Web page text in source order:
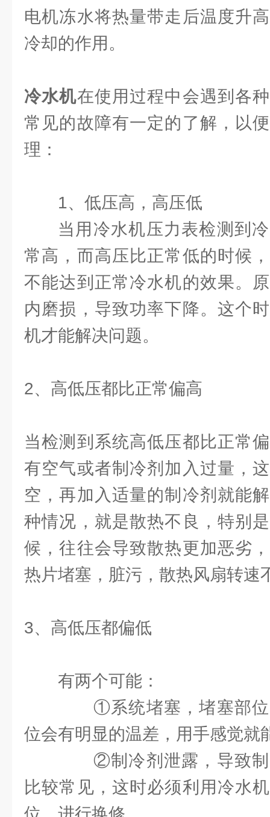
电机冻水将热量带走后温度升
冷却的作用。
冷水机在使用过程中会遇到各
常见的故障有一定的了解，以
理：
1、低压高，高压低
当用冷水机压力表检测到
常高，而高压比正常低的时候
不能达到正常冷水机的效果。
内磨损，导致功率下降。这个
机才能解决问题。
2、高低压都比正常偏高
当检测到系统高低压都比正常
有空气或者制冷剂加入过量，
空，再加入适量的制冷剂就能
种情况，就是散热不良，特别
候，往往会导致散热更加恶劣
热片堵塞，脏污，散热风扇转速
3、高低压都偏低
有两个可能：
①系统堵塞，堵塞部位
位会有明显的温差，用手感觉就
②制冷剂泄露，导致制
比较常见，这时必须利用冷水